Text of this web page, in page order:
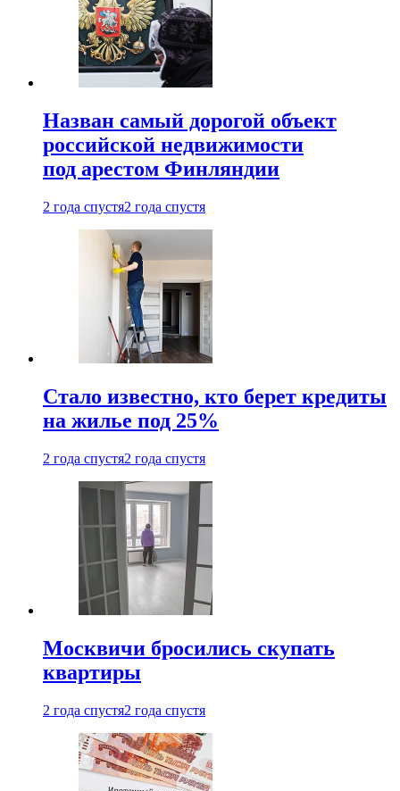
Назван самый дорогой объект
российской недвижимости
под арестом Финляндии
2 года спустя2 года спустя
Стало известно, кто берет кредиты
на жилье под 25%
2 года спустя2 года спустя
Москвичи бросились скупать
квартиры
2 года спустя2 года спустя